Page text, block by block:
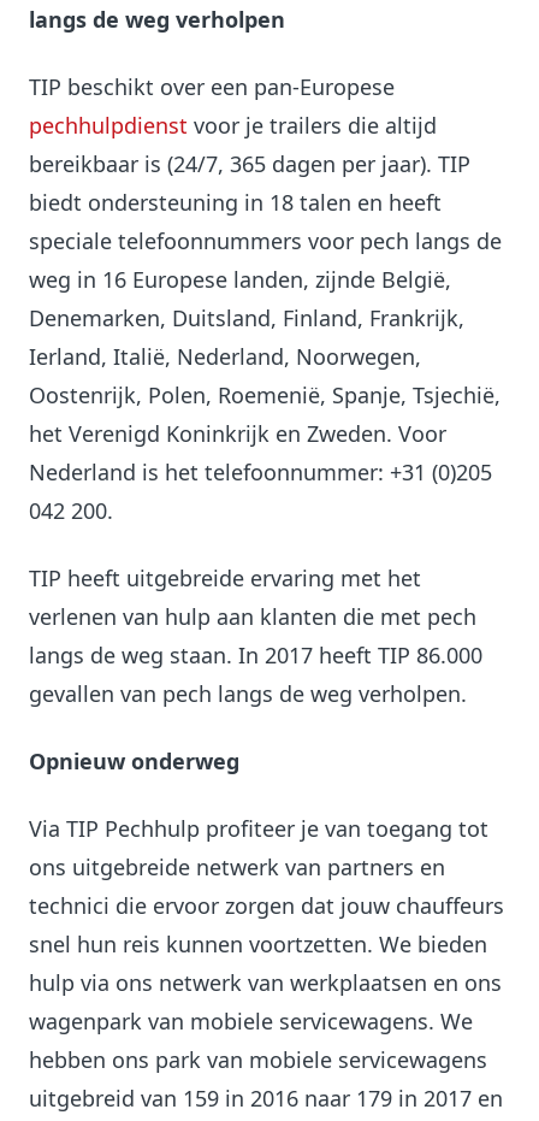
langs de weg verholpen
TIP beschikt over een pan-Europese
pechhulpdienst voor je trailers die altijd
bereikbaar is (24/7, 365 dagen per jaar). TIP
biedt ondersteuning in 18 talen en heeft
speciale telefoonnummers voor pech langs de
weg in 16 Europese landen, zijnde België,
Denemarken, Duitsland, Finland, Frankrijk,
Ierland, Italië, Nederland, Noorwegen,
Oostenrijk, Polen, Roemenië, Spanje, Tsjechië,
het Verenigd Koninkrijk en Zweden. Voor
Nederland is het telefoonnummer: +31 (0)205
042 200.
TIP heeft uitgebreide ervaring met het
verlenen van hulp aan klanten die met pech
langs de weg staan. In 2017 heeft TIP 86.000
gevallen van pech langs de weg verholpen.
Opnieuw onderweg
Via TIP Pechhulp profiteer je van toegang tot
ons uitgebreide netwerk van partners en
technici die ervoor zorgen dat jouw chauffeurs
snel hun reis kunnen voortzetten. We bieden
hulp via ons netwerk van werkplaatsen en ons
wagenpark van mobiele servicewagens. We
hebben ons park van mobiele servicewagens
uitgebreid van 159 in 2016 naar 179 in 2017 en